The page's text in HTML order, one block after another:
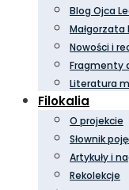
Blog Ojca
Małgorzata
Nowości i
Fragmenty
Literatura
Filokalia
O projekcie
Słownik
Artykuły i
Rekolekcje